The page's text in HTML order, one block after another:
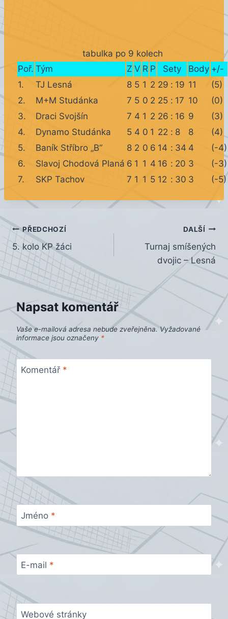
tabulka po 9 kolech
Poř. Tým Z V R P Sety Body +/-
1.
TJ Lesná 8 5 1 2 29 : 19 11
(5)
2.
M+M Studánka 7 5 0 2 25 : 17 10
(0)
3.
Draci Svojšín 7 4 1 2 26 : 16 9
(3)
4.
Dynamo Studánka 5 4 0 1 22 : 8 8
(4)
5.
Baník Stříbro „B“ 8 2 0 6 14 : 34 4
(-4)
6.
Slavoj Chodová Planá 6 1 1 4 16 : 20 3
(-3)
7.
SKP Tachov 7 1 1 5 12 : 30 3 (-5)
Navigace
pro
příspěvek
PŘEDCHOZÍ
5. kolo KP žáci
DALŠÍ
Turnaj smíšených
dvojic – Lesná
Napsat komentář
Vaše e-mailová adresa nebude zveřejněna. Vyžadované
informace jsou označeny *
Komentář *
Jméno *
E-mail *
Webové stránky